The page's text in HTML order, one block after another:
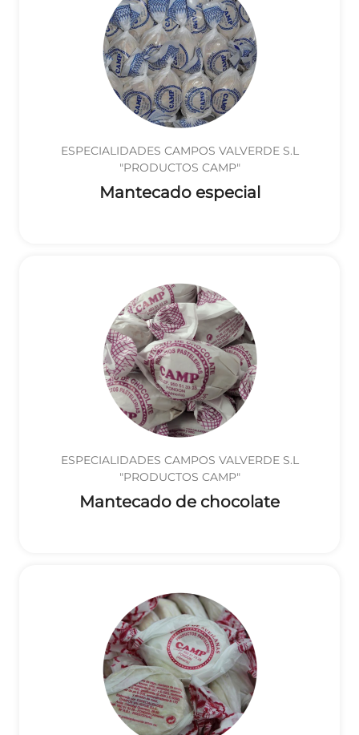
ESPECIALIDADES CAMPOS VALVERDE S.L
"PRODUCTOS CAMP"
Mantecado especial
ESPECIALIDADES CAMPOS VALVERDE S.L
"PRODUCTOS CAMP"
Mantecado de chocolate